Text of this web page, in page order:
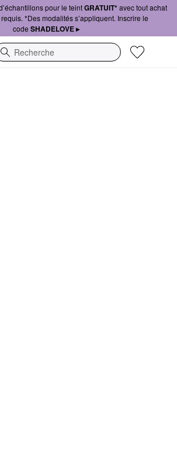
pour le teintGRATUIT*avec tout achat
*Des modalités s’appliquent. Inscrire le
code SHADELOVE ▸